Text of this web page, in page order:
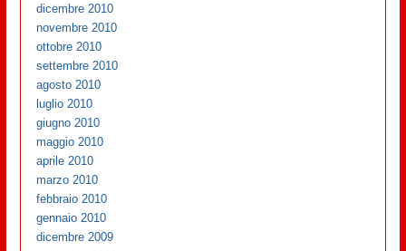
dicembre 2010
novembre 2010
ottobre 2010
settembre 2010
agosto 2010
luglio 2010
giugno 2010
maggio 2010
aprile 2010
marzo 2010
febbraio 2010
gennaio 2010
dicembre 2009